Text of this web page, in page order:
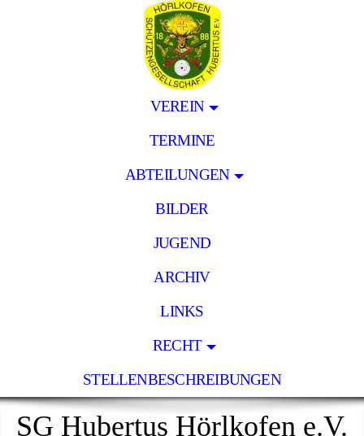
VEREIN
TERMINE
ABTEILUNGEN
BILDER
JUGEND
ARCHIV
LINKS
RECHT
STELLENBESCHREIBUNGEN
SG Hubertus Hörlkofen e.V.